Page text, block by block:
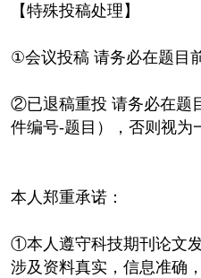
【特殊投稿处理】
①会议投稿 请务必在题目
②已退稿重投 请务必在题
件编号-题目），否则视为
本人郑重承诺：
①本人遵守科技期刊论文
涉及资料真实，信息准确